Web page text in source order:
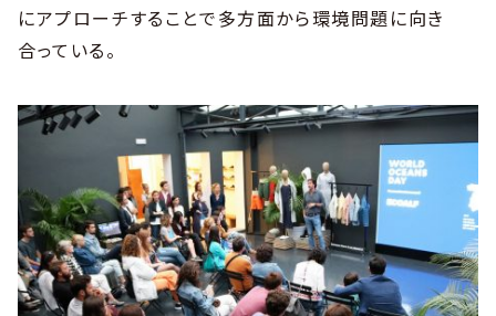
にアプローチすることで多方面から環境問題に向き
合っている。